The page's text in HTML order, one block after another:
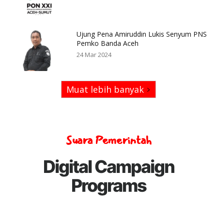
Ujung Pena Amiruddin Lukis Senyum PNS
Pemko Banda Aceh
24 Mar 2024
Muat lebih banyak
Suara Pemerintah
Digital Campaign
Programs